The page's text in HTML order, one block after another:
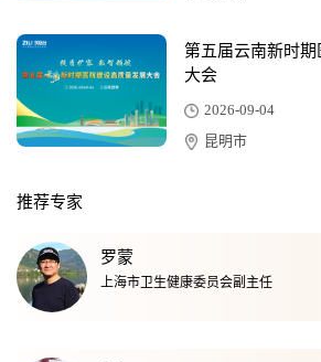
第五届云南新时
大会
2026-09-04
昆明市
推荐专家
罗蒙
上海市卫生健康委员会副主任